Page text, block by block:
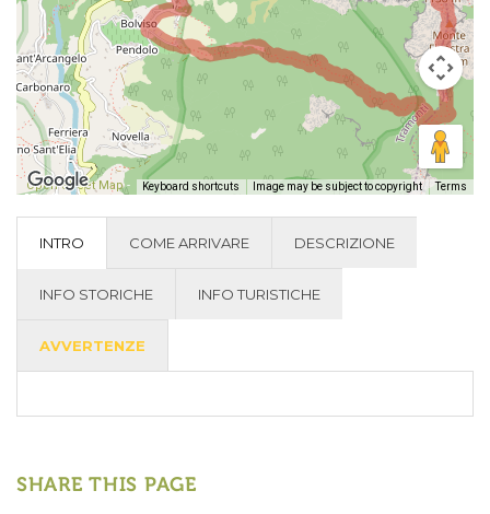
Open Street Map- Keyboard shortcuts Image may be subject to copyright Terms
INTRO COME ARRIVARE DESCRIZIONE
INFO STORICHE INFO TURISTICHE
AVVERTENZE
SHARE THIS PAGE